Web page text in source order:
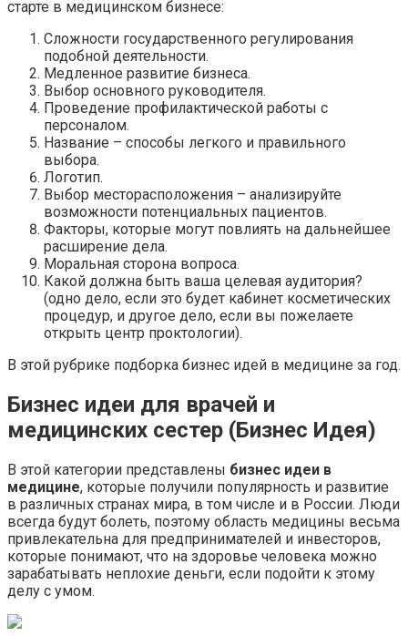
старте в медицинском бизнесе:
Сложности государственного регулирования
подобной деятельности.
Медленное развитие бизнеса.
Выбор основного руководителя.
Проведение профилактической работы с
персоналом.
Название – способы легкого и правильного
выбора.
Логотип.
Выбор месторасположения – анализируйте
возможности потенциальных пациентов.
Факторы, которые могут повлиять на дальнейшее
расширение дела.
Моральная сторона вопроса.
Какой должна быть ваша целевая аудитория?
(одно дело, если это будет кабинет косметических
процедур, и другое дело, если вы пожелаете
открыть центр проктологии).
В этой рубрике подборка бизнес идей в медицине за год.
Бизнес идеи для врачей и
медицинских сестер (Бизнес Идея)
В этой категории представлены бизнес идеи в
медицине, которые получили популярность и развитие
в различных странах мира, в том числе и в России. Люди
всегда будут болеть, поэтому область медицины весьма
привлекательна для предпринимателей и инвесторов,
которые понимают, что на здоровье человека можно
зарабатывать неплохие деньги, если подойти к этому
делу с умом.